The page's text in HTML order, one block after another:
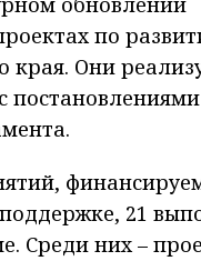
по
края. Они
21
Среди них –